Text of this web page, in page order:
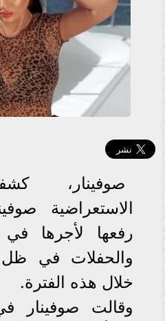
صوفينار،
الاستعراضية
رفعها لأجرها
والحفلات في ظل
خلال هذه الفترة.
وقالت